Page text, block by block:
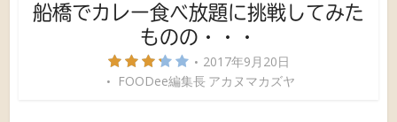
船橋でカレー食べ放題に挑戦してみた
ものの・・・
2017年9月20日
FOODee編集長 アカヌマカズヤ